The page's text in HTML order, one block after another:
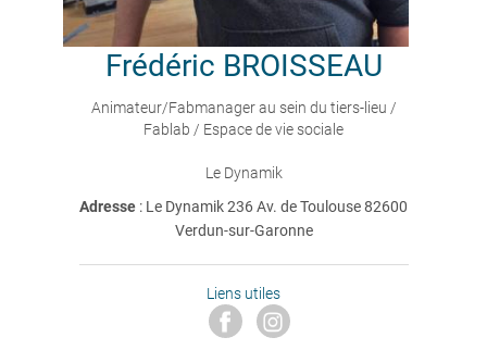
Frédéric BROISSEAU
Animateur/Fabmanager au sein du tiers-lieu /
Fablab / Espace de vie sociale
Le Dynamik
Adresse : Le Dynamik 236 Av. de Toulouse 82600
Verdun-sur-Garonne
Liens utiles